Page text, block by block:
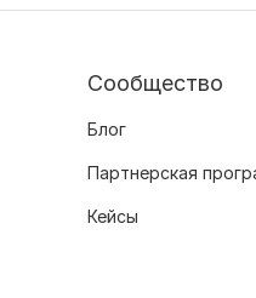
Сообщество
Блог
Партнерская
Кейсы